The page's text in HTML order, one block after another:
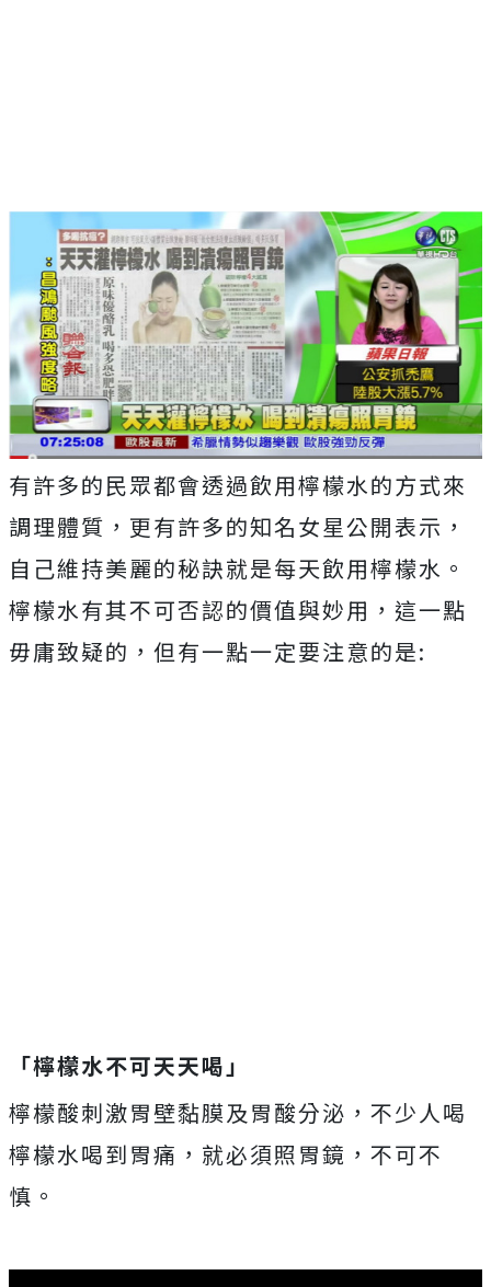
有許多的民眾都會透過飲用檸檬水的方式來
調理體質，更有許多的知名女星公開表示，
自己維持美麗的秘訣就是每天飲用檸檬水。
檸檬水有其不可否認的價值與妙用，這一點
毋庸致疑的，但有一點一定要注意的是:
「檸檬水不可天天喝」
檸檬酸刺激胃壁黏膜及胃酸分泌，不少人喝
檸檬水喝到胃痛，就必須照胃鏡，不可不
慎。